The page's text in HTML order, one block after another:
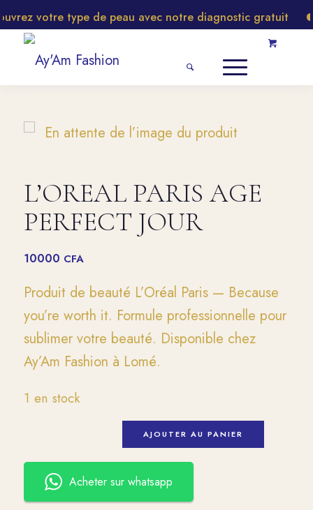
votre type de peau avec notre diagnostic gratuit
L’OREAL PARIS AGE
PERFECT JOUR
10000 CFA
Produit de beauté L’Oréal Paris — Because
you’re worth it. Formule professionnelle pour
sublimer votre beauté. Disponible chez
Ay’Am Fashion à Lomé.
1 en stock
AJOUTER AU PANIER
Acheter sur whatsapp